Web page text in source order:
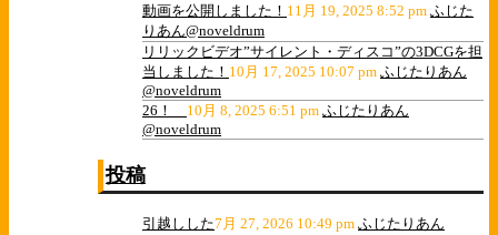
動画を公開しました！ 11月 19, 2025 8:52 pm ふじた
りあん@noveldrum
リリックビデオ”サイレント・ディスコ”の3DCGを担
当しました！ 10月 17, 2025 10:07 pm ふじたりあん
@noveldrum
26！ 10月 8, 2025 6:51 pm ふじたりあん
@noveldrum
投稿
引越しした7月 27, 2026 10:49 pm ふじたりあん